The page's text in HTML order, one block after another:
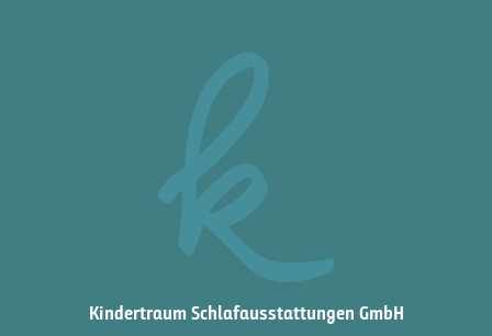
Kindertraum Schlafausstattungen GmbH